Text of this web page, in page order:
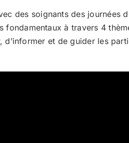
des soignants des
fondamentaux à travers 4
et de guider les